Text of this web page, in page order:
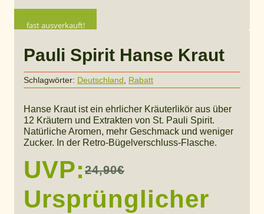
fast ausverkauft!
Pauli Spirit Hanse Kraut
Schlagwörter: Deutschland Rabatt
Hanse Kraut ist ein ehrlicher Kräuterlikör aus über
12 Kräutern und Extrakten von St. Pauli Spirit.
Natürliche Aromen, mehr Geschmack und weniger
Zucker. In der Retro-Bügelverschluss-Flasche.
UVP: 24,90€
Ursprünglicher